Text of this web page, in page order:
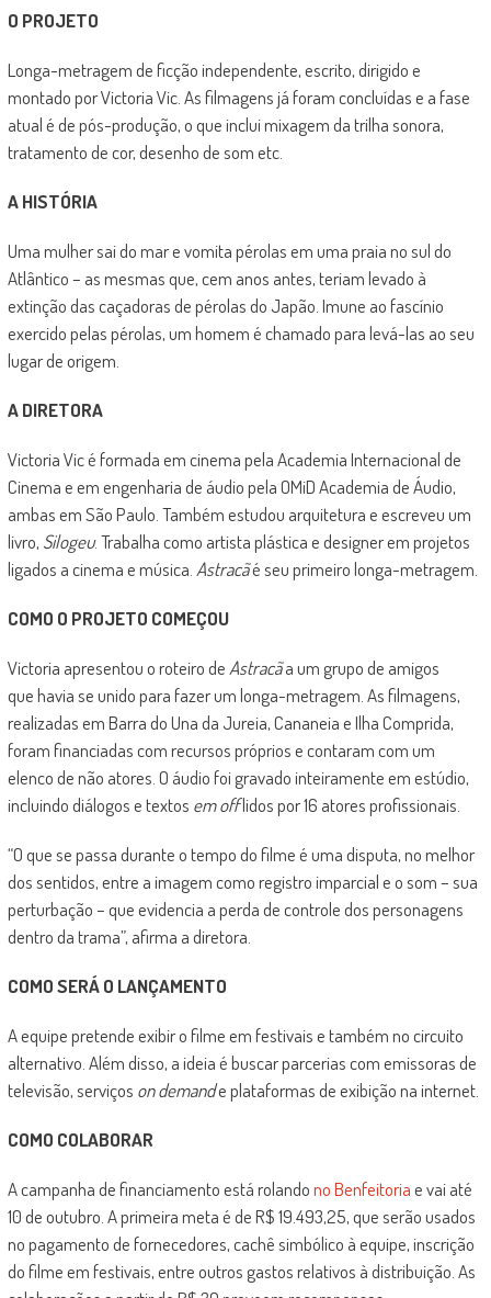
O PROJETO
Longa-metragem de ficção independente, escrito, dirigido e
montado por Victoria Vic. As filmagens já foram concluídas e a fase
atual é de pós-produção, o que inclui mixagem da trilha sonora,
tratamento de cor, desenho de som etc.
A HISTÓRIA
Uma mulher sai do mar e vomita pérolas em uma praia no sul do
Atlântico – as mesmas que, cem anos antes, teriam levado à
extinção das caçadoras de pérolas do Japão. Imune ao fascínio
exercido pelas pérolas, um homem é chamado para levá-las ao seu
lugar de origem.
A DIRETORA
Victoria Vic é formada em cinema pela Academia Internacional de
Cinema e em engenharia de áudio pela OMiD Academia de Áudio,
ambas em São Paulo. Também estudou arquitetura e escreveu um
livro, Silogeu. Trabalha como artista plástica e designer em projetos
ligados a cinema e música. Astracãé seu primeiro longa-metragem.
COMO O PROJETO COMEÇOU
Victoria apresentou o roteiro de Astracãa um grupo de amigos
que havia se unido para fazer um longa-metragem. As filmagens,
realizadas em Barra do Una da Jureia, Cananeia e Ilha Comprida,
foram financiadas com recursos próprios e contaram com um
elenco de não atores. O áudio foi gravado inteiramente em estúdio,
incluindo diálogos e textos em offlidos por 16 atores profissionais.
“O que se passa durante o tempo do filme é uma disputa, no melhor
dos sentidos, entre a imagem como registro imparcial e o som – sua
perturbação – que evidencia a perda de controle dos personagens
dentro da trama”, afirma a diretora.
COMO SERÁ O LANÇAMENTO
A equipe pretende exibir o filme em festivais e também no circuito
alternativo. Além disso, a ideia é buscar parcerias com emissoras de
televisão, serviços on demande plataformas de exibição na internet.
COMO COLABORAR
A campanha de financiamento está rolandono Benfeitoriae vai até
10 de outubro. A primeira meta é de R$ 19.493,25, que serão usados
no pagamento de fornecedores, cachê simbólico à equipe, inscrição
do filme em festivais, entre outros gastos relativos à distribuição. As